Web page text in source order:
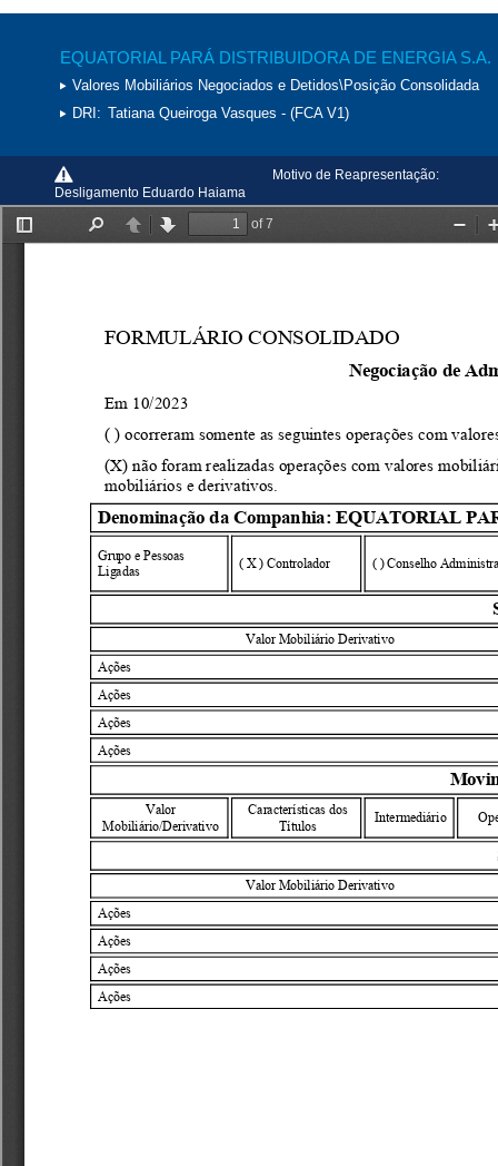
EQUATORIAL PARÁ DISTRIBUIDORA DE ENERGIA S.A.
Valores Mobiliários Negociados e Detidos\Posição Consolidada
DRI: Tatiana Queiroga Vasques - (FCA V1)
Motivo de Reapresentação:
Desligamento Eduardo Haiama